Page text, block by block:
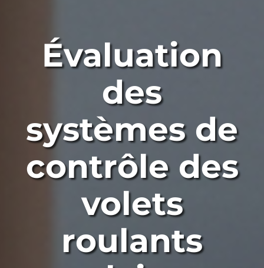
Évaluation
des
systèmes de
contrôle des
volets
roulants